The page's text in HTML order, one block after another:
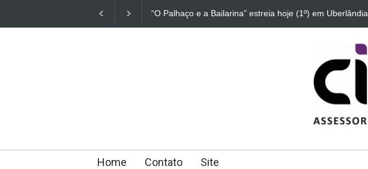
“O Palhaço e a Bailarina” estreia hoje (1º) em Uberlândia
Home Contato Site